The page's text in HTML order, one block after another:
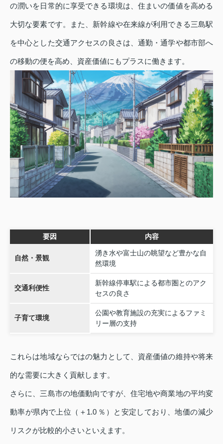
の潤いを日常的に享受できる環境は、住まいの価値を高める
大切な要素です。また、新幹線や在来線が利用できる三島駅
を中心とした交通アクセスの良さは、通勤・通学や都市部へ
の移動の便を高め、資産価値にもプラスに働きます。
要因 内容
自然・景観
湧き水や富士山の眺望など豊かな自
然環境
交通利便性
新幹線停車駅による都市圏とのアク
セスの良さ
子育て環境
公園や教育施設の充実によるファミ
リー層の支持
これらは地域ならではの魅力として、資産価値の維持や将来
的な需要に大きく貢献します。
さらに、三島市の地価動向ですが、住宅地や商業地の平均変
動率が県内で上位（＋1.0 ％）と安定しており、地価の減少
リスクが比較的小さいといえます。